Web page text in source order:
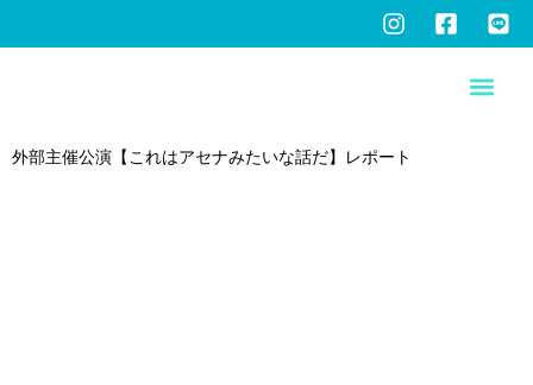
外部主催公演【これはアセナみたいな話だ】レポート